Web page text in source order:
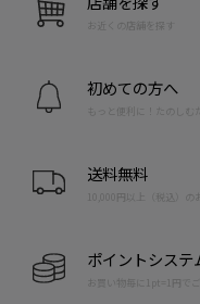
お近くの店舗を探す
初めての方へ
もっと便利に！たのしむ
送料無料
10,000円以上（税込）の
ポイントシステ
お買い物毎に1pt=1円で